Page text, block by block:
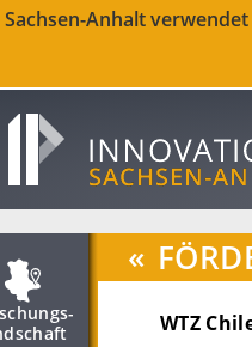
Anhalt
«
WTZ